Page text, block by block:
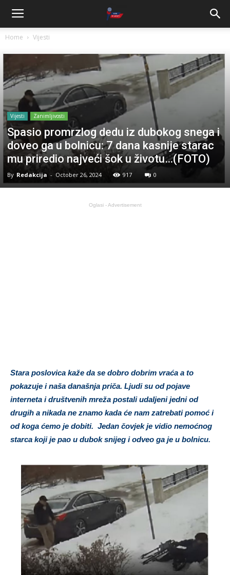
Home Vijesti
Vijesti Zanimljivosti
Spasio promrzlog dedu iz dubokog snega i
doveo ga u bolnicu: 7 dana kasnije starac
mu priredio najveći šok u životu…(FOTO)
By Redakcija - October 26, 2024 917 0
Oglasi - Advertisement
Stara poslovica kaže da se dobro dobrim vraća a to
pokazuje i naša današnja priča. Ljudi su od pojave
interneta i društvenih mreža postali udaljeni jedni od
drugih a nikada ne znamo kada će nam zatrebati pomoć i
od koga ćemo je dobiti. Jedan čovjek je vidio nemoćnog
starca koji je pao u dubok snijeg i odveo ga je u bolnicu.